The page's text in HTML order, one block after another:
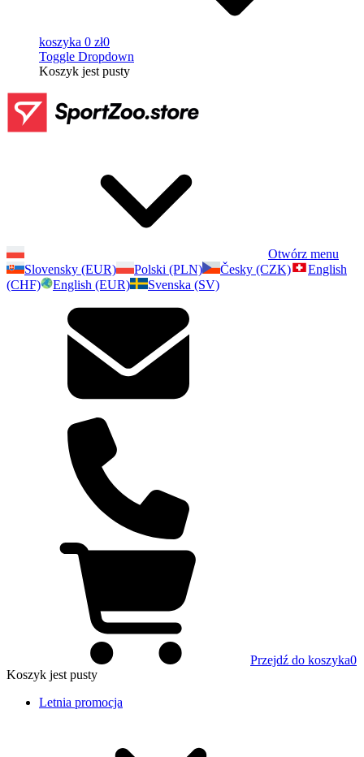
koszyka 0 zł0
Toggle Dropdown
Koszyk jest pusty
Otwórz menu
Slovensky (EUR)
Polski (PLN) Česky (CZK)
English
(CHF)
English (EUR) Svenska (SV)
Przejdź do koszyka0
Koszyk jest pusty
Letnia promocja